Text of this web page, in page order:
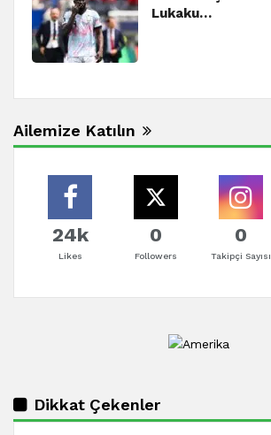
Lukaku…
Ailemize Katılın
24k
Likes
0
Followers
0
Takipçi Sayısı
Dikkat Çekenler